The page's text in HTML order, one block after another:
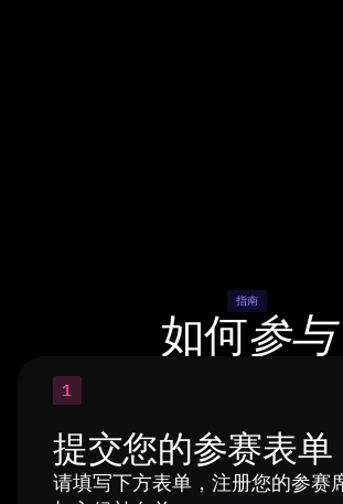
指南
如何参与
1
提交您的参赛表单
请填写下方表单，注册您的参赛